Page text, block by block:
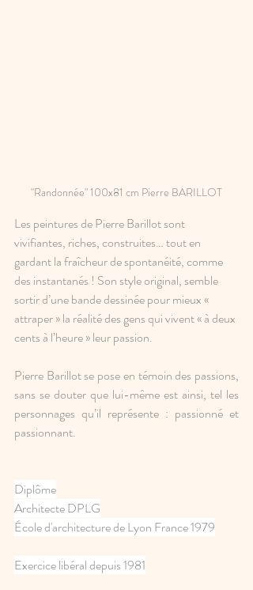
"Randonnée" 100x81 cm Pierre BARILLOT
Les peintures de Pierre Barillot sont
vivifiantes, riches, construites… tout en
gardant la fraîcheur de spontanéité, comme
des instantanés ! Son style original, semble
sortir d’une bande dessinée pour mieux «
attraper » la réalité des gens qui vivent « à deux
cents à l’heure » leur passion.
Pierre Barillot se pose en témoin des passions,
sans se douter que lui-même est ainsi, tel les
personnages qu’il représente : passionné et
passionnant.
Diplôme
Architecte DPLG
École d'architecture de Lyon France 1979
Exercice libéral depuis 1981